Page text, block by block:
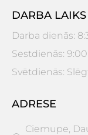
DARBA LAIKS
Darba dienās:
Sestdienās: 9:00
Svētdienās:
ADRESE
Ciemupe,